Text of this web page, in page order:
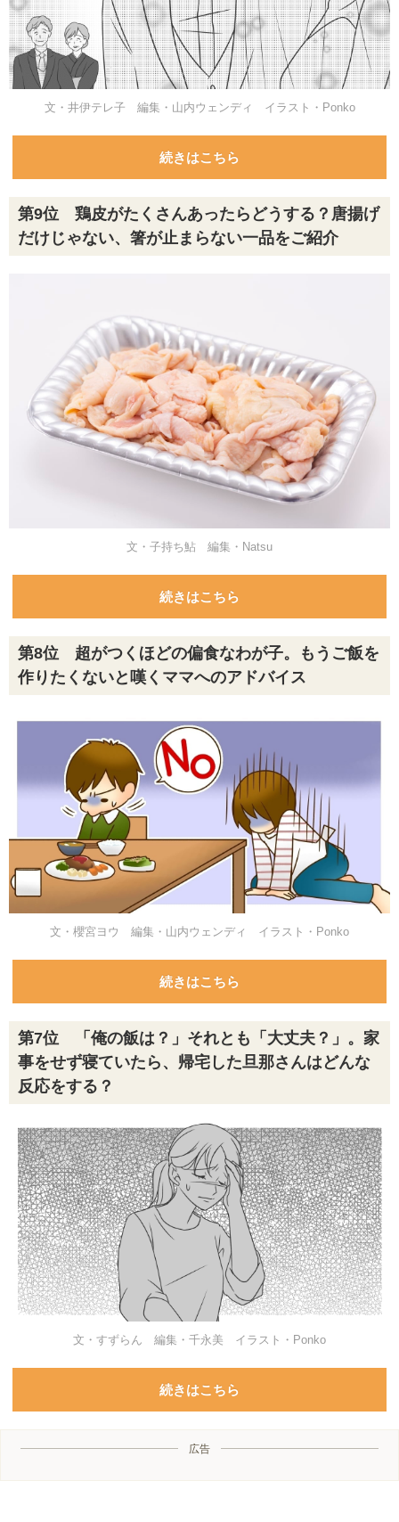
文・井伊テレ子 編集・山内ウェンディ イラスト・Ponko
続きはこちら
第9位 鶏皮がたくさんあったらどうする？唐揚げ
だけじゃない、箸が止まらない一品をご紹介
文・子持ち鮎 編集・Natsu
続きはこちら
第8位 超がつくほどの偏食なわが子。もうご飯を
作りたくないと嘆くママへのアドバイス
文・櫻宮ヨウ 編集・山内ウェンディ イラスト・Ponko
続きはこちら
第7位 「俺の飯は？」それとも「大丈夫？」。家
事をせず寝ていたら、帰宅した旦那さんはどんな
反応をする？
文・すずらん 編集・千永美 イラスト・Ponko
続きはこちら
広告